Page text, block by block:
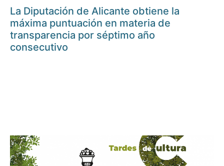
La Diputación de Alicante obtiene la
máxima puntuación en materia de
transparencia por séptimo año
consecutivo